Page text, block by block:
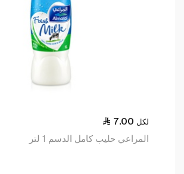
7.00 لكل
المراعي حليب كامل الدسم 1 لتر